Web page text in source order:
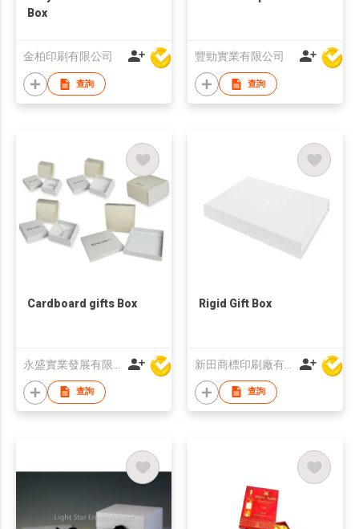
Box
金柏印刷有限公司
查詢
豐勁實業有限公司
查詢
Cardboard gifts Box
查詢
Rigid Gift Box
查詢